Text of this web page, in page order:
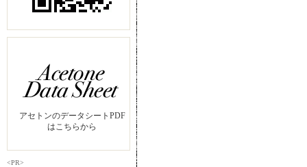
アセトンのデータシートPDF
はこちらから
<PR>